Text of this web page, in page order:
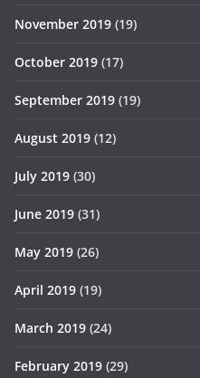
November 2019 (19)
October 2019 (17)
September 2019 (19)
August 2019 (12)
July 2019 (30)
June 2019 (31)
May 2019 (26)
April 2019 (19)
March 2019 (24)
February 2019 (29)